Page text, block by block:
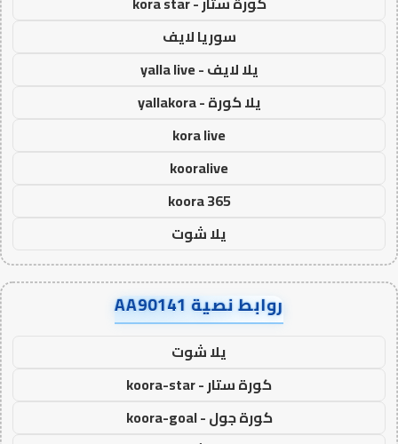
سوريا لايف
يلا لايف - yalla live
يلا كورة - yallakora
kora live
kooralive
koora 365
يلا شوت
روابط نصية AA90141
يلا شوت
كورة ستار - koora-star
كورة جول - koora-goal